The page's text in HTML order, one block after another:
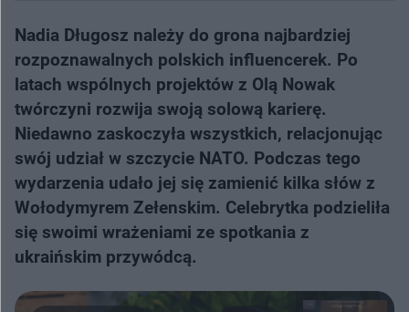
Nadia Długosz należy do grona najbardziej
rozpoznawalnych polskich influencerek. Po
latach wspólnych projektów z Olą Nowak
twórczyni rozwija swoją solową karierę.
Niedawno zaskoczyła wszystkich, relacjonując
swój udział w szczycie NATO. Podczas tego
wydarzenia udało jej się zamienić kilka słów z
Wołodymyrem Zełenskim. Celebrytka podzieliła
się swoimi wrażeniami ze spotkania z
ukraińskim przywódcą.